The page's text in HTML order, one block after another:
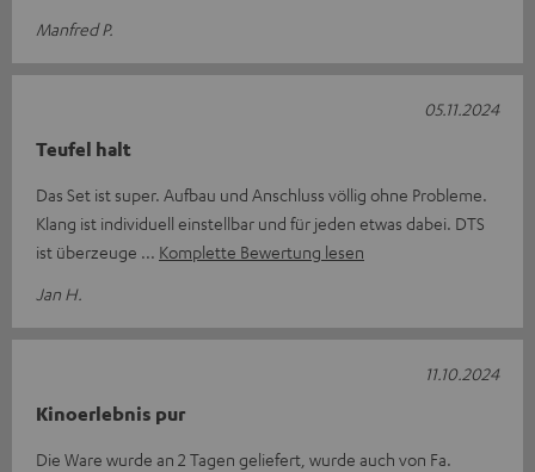
Manfred P.
Teufel halt
Das Set ist super. Aufbau und Anschluss völlig ohne Probleme.
Klang ist individuell einstellbar und für jeden etwas dabei. DTS
ist überzeuge
Komplette Bewertung lesen
Jan H.
05.11.2024
Kinoerlebnis pur
Die Ware wurde an 2 Tagen geliefert, wurde auch von Fa.
11.10.2024